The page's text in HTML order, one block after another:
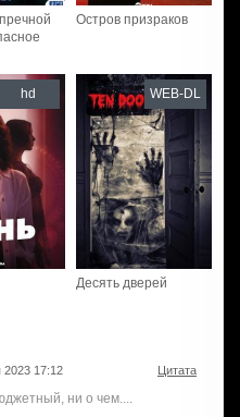
Остров призраков
hd
Десять дверей
WEB-DL
2023 17:12 Цитата
ни о чем....